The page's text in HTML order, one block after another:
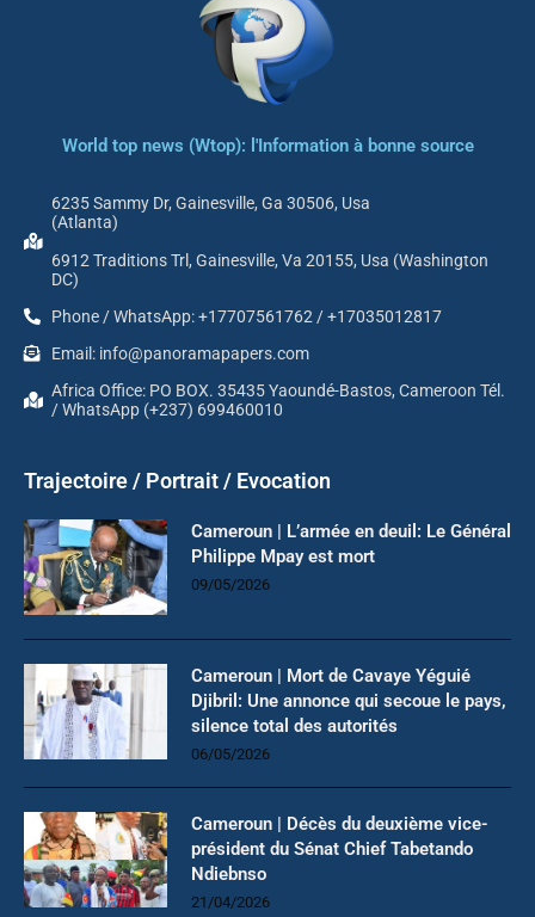
World top news (Wtop): l'Information à bonne source
6235 Sammy Dr, Gainesville, Ga 30506, Usa
(Atlanta)
6912 Traditions Trl, Gainesville, Va 20155, Usa (Washington
DC)
Phone / WhatsApp: +17707561762 / +17035012817
Email: info@panoramapapers.com
Africa Office: PO BOX. 35435 Yaoundé-Bastos, Cameroon Tél.
/ WhatsApp (+237) 699460010
Trajectoire / Portrait / Evocation
Cameroun | L’armée en deuil: Le Général
Philippe Mpay est mort
09/05/2026
Cameroun | Mort de Cavaye Yéguié
Djibril: Une annonce qui secoue le pays,
silence total des autorités
06/05/2026
Cameroun | Décès du deuxième vice-
président du Sénat Chief Tabetando
Ndiebnso
21/04/2026